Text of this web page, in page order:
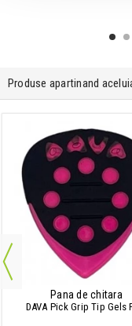
Produse apartinand
Pana de chitara
DAVA Pick Grip Tip Gels